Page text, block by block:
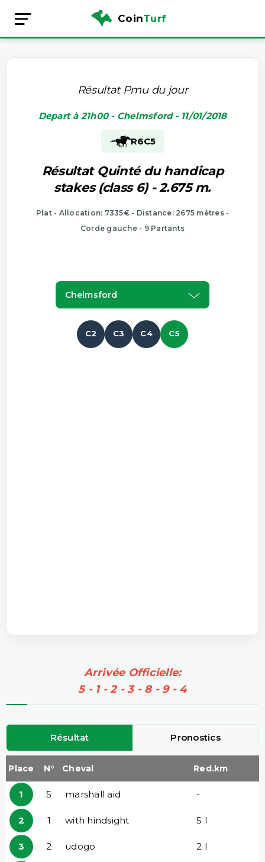
CoinTurf
Résultat Pmu du jour
Depart à 21h00 - Chelmsford - 11/01/2018
R6C5
Résultat Quinté du handicap
stakes (class 6) - 2.675 m.
Plat - Allocation: 7335€ - Distance: 2675 mètres -
Corde gauche - 9 Partants
Chelmsford
C2 C3 C4 C5
Arrivée Officielle:
5 - 1 - 2 - 3 - 8 - 9 - 4
Résultat Pronostics
Place N° Cheval Red.km
1 5 marshall aid -
2 1 with hindsight 5 l
3 2 udogo 2 l